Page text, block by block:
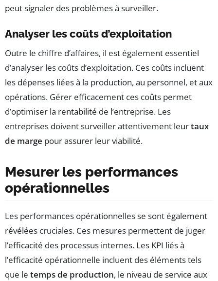
peut signaler des problèmes à surveiller.
Analyser les coûts d’exploitation
Outre le chiffre d’affaires, il est également essentiel
d’analyser les coûts d’exploitation. Ces coûts incluent
les dépenses liées à la production, au personnel, et aux
opérations. Gérer efficacement ces coûts permet
d’optimiser la rentabilité de l’entreprise. Les
entreprises doivent surveiller attentivement leurtaux
de marge pour assurer leur viabilité.
Mesurer les performances
opérationnelles
Les performances opérationnelles se sont également
révélées cruciales. Ces mesures permettent de juger
l’efficacité des processus internes. Les KPI liés à
l’efficacité opérationnelle incluent des éléments tels
que le temps de production, le niveau de service aux